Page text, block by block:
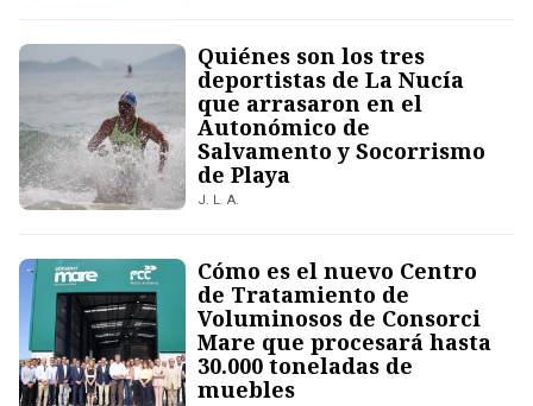
Quiénes son los tres
deportistas de La Nucía
que arrasaron en el
Autonómico de
Salvamento y Socorrismo
de Playa
J. L. A.
Cómo es el nuevo Centro
de Tratamiento de
Voluminosos de Consorci
Mare que procesará hasta
30.000 toneladas de
muebles